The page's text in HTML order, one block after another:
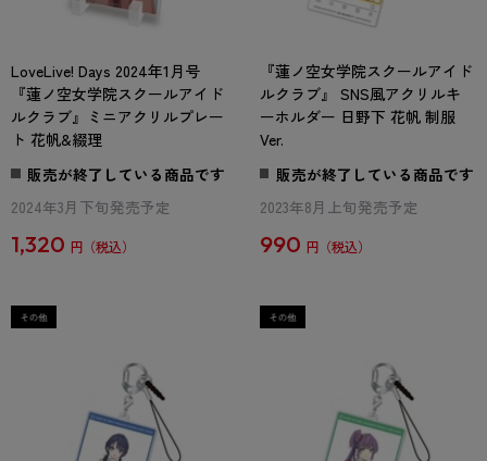
LoveLive! Days 2024年1月号
『蓮ノ空女学院スクールアイド
ルクラブ』ミニアクリルプレー
ト 花帆&綴理
販売が終了している商品です
2024年3月下旬発売予定
1,320 円
『蓮ノ空女学院スクールアイド
ルクラブ』 SNS風アクリルキ
ーホルダー 日野下 花帆 制服
Ver.
販売が終了している商品です
2023年8月上旬発売予定
990 円